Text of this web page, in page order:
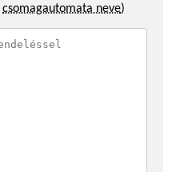
csomagautomata neve)